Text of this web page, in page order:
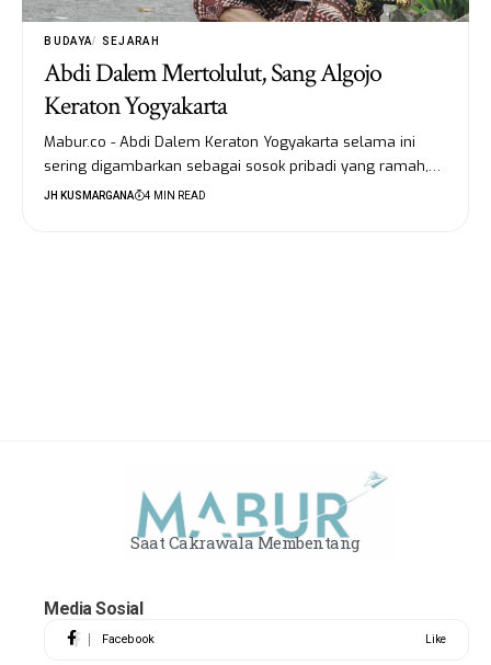
BUDAYA SEJARAH
Abdi Dalem Mertolulut, Sang Algojo
Keraton Yogyakarta
Mabur.co - Abdi Dalem Keraton Yogyakarta selama ini
sering digambarkan sebagai sosok pribadi yang ramah,…
JH KUSMARGANA 4 MIN READ
Saat Cakrawala Membentang
Media Sosial
Facebook Like